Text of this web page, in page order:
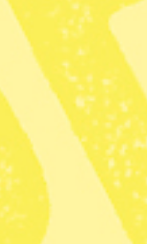
runt om
45 fall
försvagat
den.
och vd av